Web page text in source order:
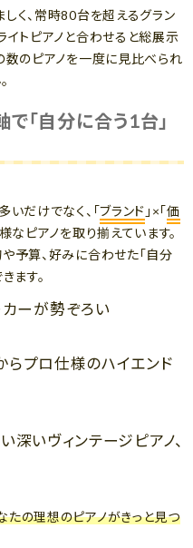
く、常時80台を超えるグラン
イトピアノと合わせると総展示
のピアノを一度に見比べられ
「自分に合う1台」
いだけでなく、「ブランド 」×「価
なピアノを取り揃えています。
予算、好みに合わせた「自分
ます。
ーが勢ぞろい
らプロ仕様のハイエンド
深いヴィンテージピアノ、
たの理想のピアノがきっと見つ